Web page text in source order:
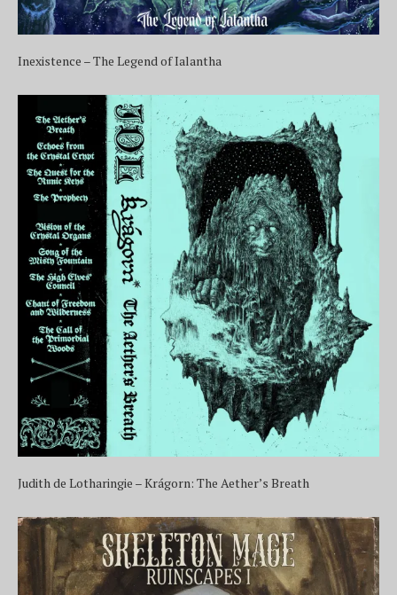
Inexistence – The Legend of Ialantha
Judith de Lotharingie – Krágorn: The Aether’s Breath